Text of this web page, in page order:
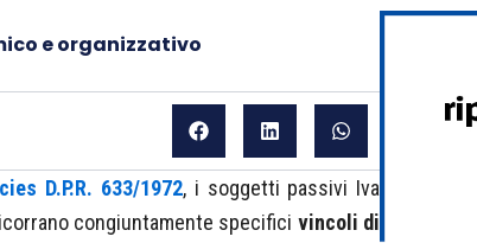
e organizzativo
D.P.R. 633/1972, i soggetti passivi Iva
congiuntamente specifici vincoli di